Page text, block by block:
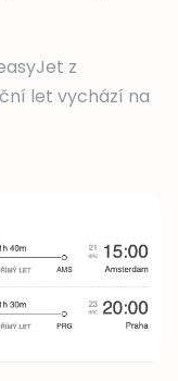
z
let vychází na